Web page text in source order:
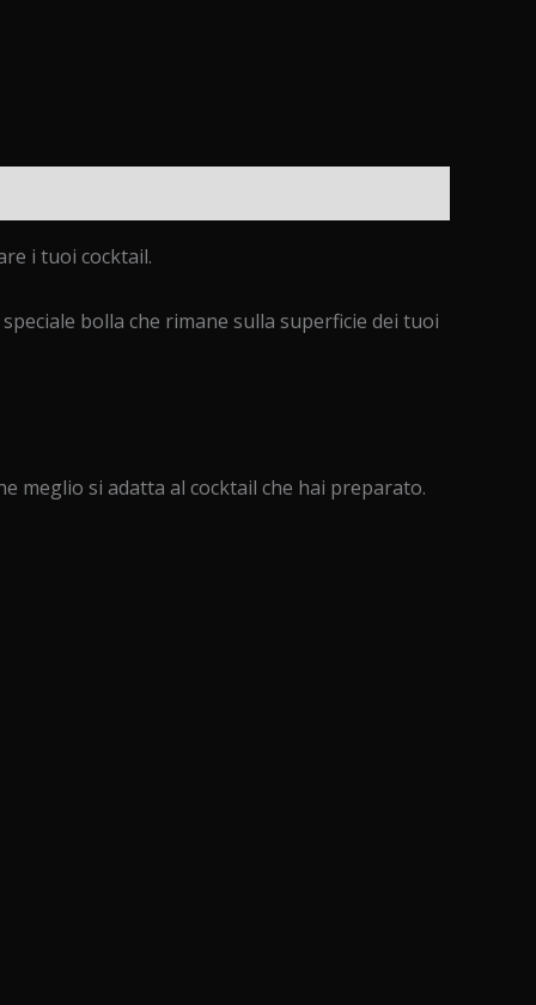
i tuoi cocktail.
bolla che rimane sulla superficie dei tuoi
meglio si adatta al cocktail che hai preparato.